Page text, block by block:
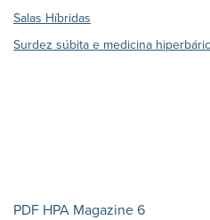
Salas Híbridas
Surdez súbita e medicina
PDF HPA Magazine 6